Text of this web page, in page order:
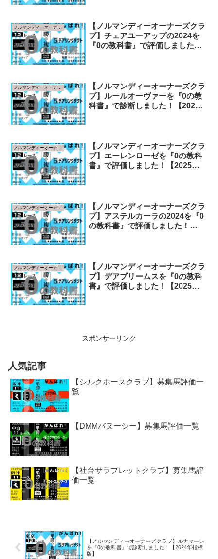
ノルマンディーオーナーズクラブ
【ノルマンディーオーナーズクラ
ブ】チェアユーアップの2024を
『0の教科書』で評価しました！
【ノルマンディーオーナーズクラ
ブ】ルールオーヴァーを『0の教
科書』で診断しました！【2024
【ノルマンディーオーナーズクラ
ブ】エーレンローゼを『0の教科
書』で評価しました！【2025年
ノルマンディーオーナーズクラブ
【ノルマンディーオーナーズクラ
ブ】アステルカーラの2024を『0
の教科書』で評価しました！
ノルマンディーオーナーズクラブ
【ノルマンディーオーナーズクラ
ブ】デアプリームスを『0の教科
書』で評価しました！【2025年
スポンサーリンク
人気記事
【シルクホースクラブ】募集馬評価一
覧
【DMMバヌーシー】募集馬評価一覧
【社台サラブレットクラブ】募集馬評
価一覧
【ノルマンディーオーナーズクラブ】ルナマーレ
を『0の教科書』で診断しました！【2024年指標
版】